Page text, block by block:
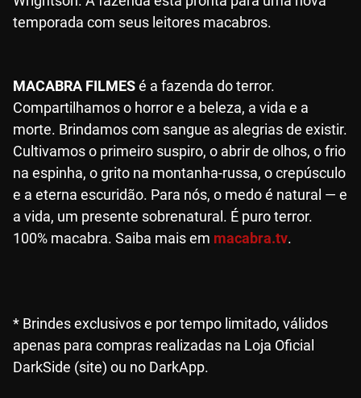
temporada com seus leitores macabros.
MACABRA FILMESé a fazenda do terror.
Compartilhamos o horror e a beleza, a vida e a
morte. Brindamos com sangue as alegrias de existir.
Cultivamos o primeiro suspiro, o abrir de olhos, o frio
na espinha, o grito na montanha-russa, o crepúsculo
e a eterna escuridão. Para nós, o medo é natural — e
a vida, um presente sobrenatural. É puro terror.
100% macabra. Saiba mais em macabra.tv.
* Brindes exclusivos e por tempo limitado, válidos
apenas para compras realizadas na Loja Oficial
DarkSide (site) ou no DarkApp.